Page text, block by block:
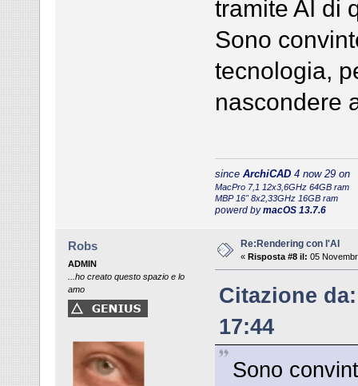
tramite AI di
Sono
tecnologia,
nascondere
since ArchiCAD4 now 29 on
MacPro 7,1 12x3,6GHz 64GB ram
MBP 16" 8x2,33GHz 16GB ram
powerd bymacOS 13.7.6
Robs
ADMIN
...ho creato questo spazio e lo
amo
Re:Rendering con l'AI
« Risposta #8 il: 05
Citazione
17:44
Sono